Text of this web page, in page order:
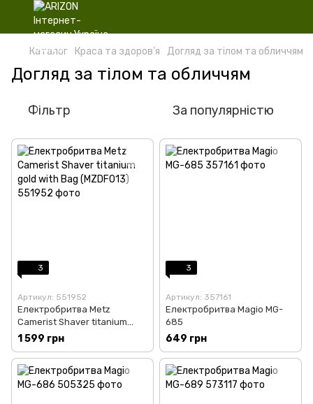
Каталог Краса та здоров'я Догляд за тілом та обличчям
Догляд за тілом та обличчям
Фільтр За популярністю
3
Артикул: 551952
Електробритва Metz
Camerist Shaver titanium
gold with Bag (MZDF013)
1 599 грн
3
Артикул: 357161
Електробритва Magio MG-
685
649 грн